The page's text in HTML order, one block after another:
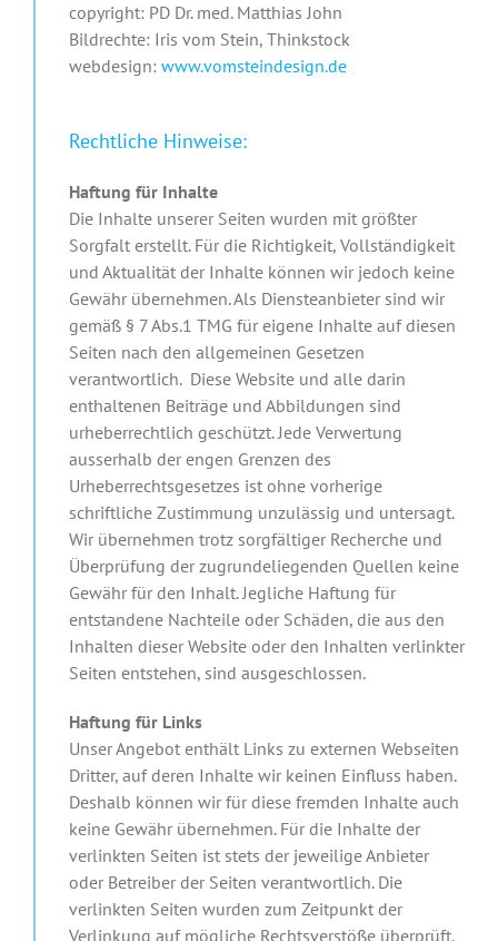
copyright: PD Dr. med. Matthias John
Bildrechte: Iris vom Stein, Thinkstock
webdesign: www.vomsteindesign.de
Rechtliche Hinweise:
Haftung für Inhalte
Die Inhalte unserer Seiten wurden mit größter
Sorgfalt erstellt. Für die Richtigkeit, Vollständigkeit
und Aktualität der Inhalte können wir jedoch keine
Gewähr übernehmen. Als Diensteanbieter sind wir
gemäß § 7 Abs.1 TMG für eigene Inhalte auf diesen
Seiten nach den allgemeinen Gesetzen
verantwortlich. Diese Website und alle darin
enthaltenen Beiträge und Abbildungen sind
urheberrechtlich geschützt. Jede Verwertung
ausserhalb der engen Grenzen des
Urheberrechtsgesetzes ist ohne vorherige
schriftliche Zustimmung unzulässig und untersagt.
Wir übernehmen trotz sorgfältiger Recherche und
Überprüfung der zugrundeliegenden Quellen keine
Gewähr für den Inhalt. Jegliche Haftung für
entstandene Nachteile oder Schäden, die aus den
Inhalten dieser Website oder den Inhalten verlinkter
Seiten entstehen, sind ausgeschlossen.
Haftung für Links
Unser Angebot enthält Links zu externen Webseiten
Dritter, auf deren Inhalte wir keinen Einfluss haben.
Deshalb können wir für diese fremden Inhalte auch
keine Gewähr übernehmen. Für die Inhalte der
verlinkten Seiten ist stets der jeweilige Anbieter
oder Betreiber der Seiten verantwortlich. Die
verlinkten Seiten wurden zum Zeitpunkt der
Verlinkung auf mögliche Rechtsverstöße überprüft.